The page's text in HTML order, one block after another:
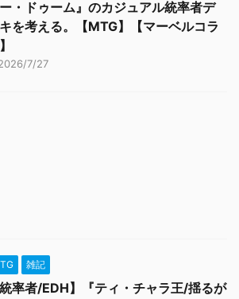
・ドゥーム』のカジュアル統率者デ
を考える。【MTG】【マーベルコラ
7/27
雑記
統率者/EDH】『ティ・チャラ王/揺るが